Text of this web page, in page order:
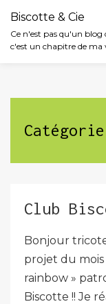
Biscotte & Cie
Ce n'est pas qu'un blog
c'est un chapitre de ma
Club
Bonjour
projet du mois
rainbow »
Biscotte !! Je